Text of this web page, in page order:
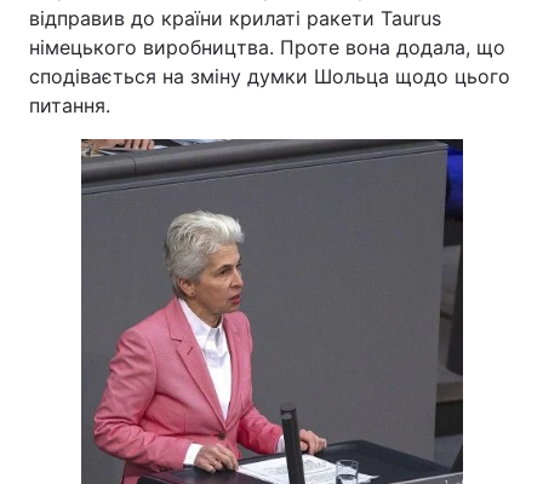
відправив до країни крилаті ракети Taurus
німецького виробництва. Проте вона додала, що
сподівається на зміну думки Шольца щодо цього
питання.